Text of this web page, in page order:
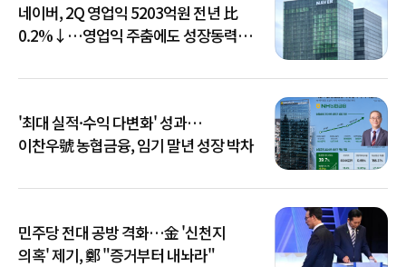
네이버, 2Q 영업익 5203억원 전년 比
0.2%↓…영업익 주춤에도 성장동력
'최대 실적·수익 다변화' 성과…
이찬우號 농협금융, 임기 말년 성장 박차
민주당 전대 공방 격화…金 '신천지
의혹' 제기, 鄭 "증거부터 내놔라"